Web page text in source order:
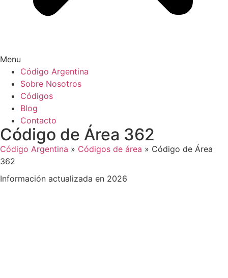
Menu
Código Argentina
Sobre Nosotros
Códigos
Blog
Contacto
Código de Área 362
Código Argentina » Códigos de área » Código de Área
362
Información actualizada en 2026